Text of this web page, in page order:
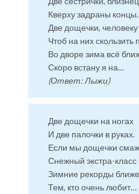
Кверху задраны концы.
Две дощечки, человеку
Чтоб на них скользить
Во дворе зима всё
Скоро встану я на…
(Ответ: Лыжи)
Две дощечки на ногах
И две палочки в руках.
Если мы дощечки
Снежный экстра-
Зимние рекорды ближе
Тем, кто очень любит…